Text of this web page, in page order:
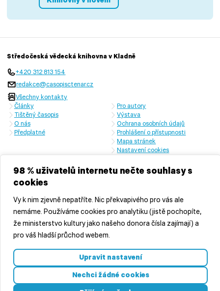
98 % uživatelů internetu nečte souhlasy s
cookies
Vy k nim zjevně nepatříte. Nic překvapivého pro vás ale
nemáme. Používáme cookies pro analytiku (jistě pochopíte,
že ministerstvo kultury jako našeho donora čísla zajímají) a
pro váš hladší průchod webem.
Upravit nastavení
Nechci žádné cookies
Středočeská vědecká knihovna v Kladně
+420 312 813 154
redakce@casopisctenar.cz
Všechny kontakty
Články
Tištěný časopis
O nás
Předplatné
Pro autory
Výstava
Ochrana osobních údajů
Prohlášení o přístupnosti
Mapa stránek
Nastavení cookies
České republiky a Středočeského kraje
© 2026 Středočeská vědecká knihovna v Kladně, příspěvková
organizace